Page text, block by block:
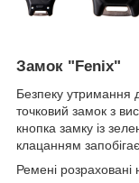
Замок "Fenix"
Безпеку утримання
точковий замок з
кнопка замку із
клацанням
Ремені розраховані